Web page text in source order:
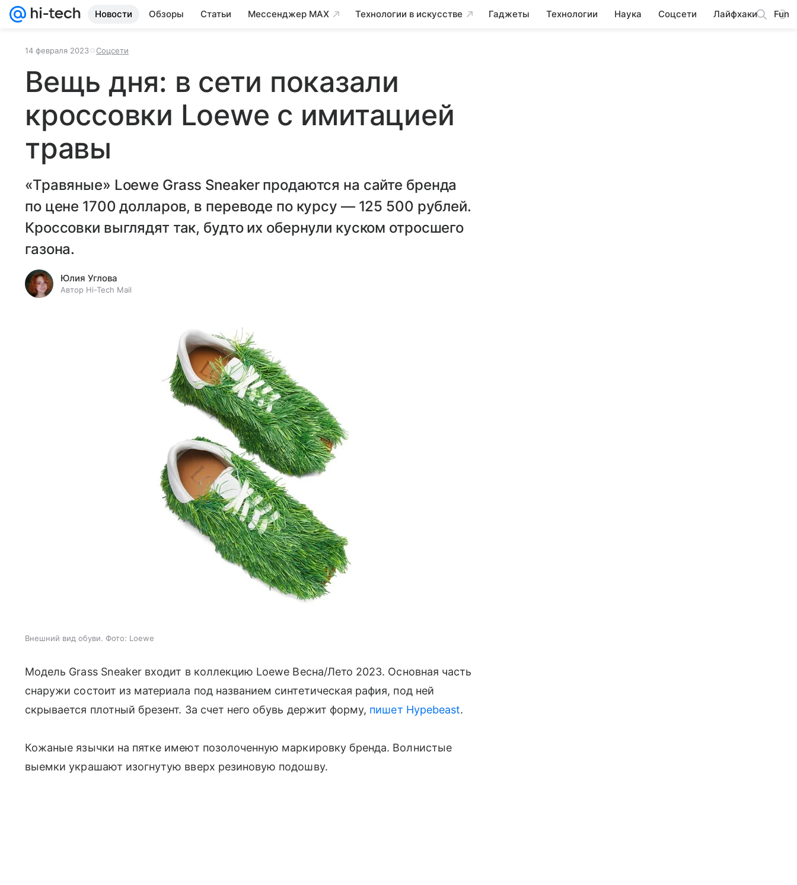
Новости Обзоры Статьи Мессенджер MAX Технологии в искусстве Гаджеты Технологии Наука Соцсети Лайфхаки Fun
14 февраля 2023 Соцсети
Вещь дня: в сети показали
кроссовки Loewe с имитацией
травы
«Травяные» Loewe Grass Sneaker продаются на сайте бренда
по цене 1700 долларов, в переводе по курсу — 125 500 рублей.
Кроссовки выглядят так, будто их обернули куском отросшего
газона.
Юлия Углова
Автор Hi-Tech Mail
Внешний вид обуви. Фото: Loewe
Модель Grass Sneaker входит в коллекцию Loewe Весна/Лето 2023. Основная часть
снаружи состоит из материала под названием синтетическая рафия, под ней
скрывается плотный брезент. За счет него обувь держит форму, пишет Hypebeast.
Кожаные язычки на пятке имеют позолоченную маркировку бренда. Волнистые
выемки украшают изогнутую вверх резиновую подошву.